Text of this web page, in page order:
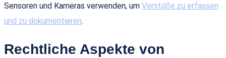
Sensoren und Kameras verwenden, um Verstöße zu erfassen
und zu dokumentieren.
Rechtliche Aspekte von